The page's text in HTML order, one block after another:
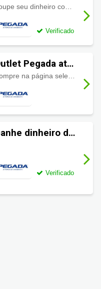
cupom
Verificado
Pegada até
OFF
dinheiro de
Verificado